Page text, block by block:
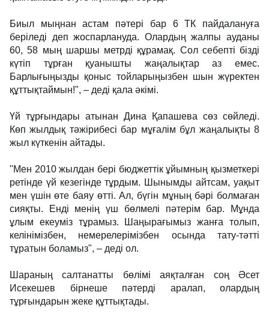
Биыл мыңнан астам пәтері бар 6 ТК пайдалануға
беріледі деп жоспарлануда. Олардың жалпы ауданы
60, 58 мың шаршы метрді құрамақ. Сол себепті бізді
күтіп тұрған қуанышты жаңалықтар аз емес.
Барлығыңызды қоныс тойларыңызбен шын жүректен
құттықтаймын!", – деді қала әкімі.
Үй тұрғындары атынан Дина Қапашева сөз сөйледі.
Көп жылдық тәжірибесі бар мұғалім бұл жаңалықты 8
жыл күткенін айтады.
"Мен 2010 жылдан бері бюджеттік ұйымның қызметкері
ретінде үй кезегінде тұрдым. Шынымды айтсам, уақыт
мен үшін өте баяу өтті. Ал, бүгін мұның бәрі болмаған
сияқты. Енді менің үш бөлмелі пәтерім бар. Мұнда
ұлым екеуміз тұрамыз. Шаңырағымыз жанға толып,
келінімізбен, немерелерімізбен осында тату-тәтті
тұратын боламыз", – деді ол.
Шараның салтанатты бөлімі аяқталған соң Әсет
Исекешев бірнеше пәтерді аралап, олардың
тұрғындарын жеке құттықтады.